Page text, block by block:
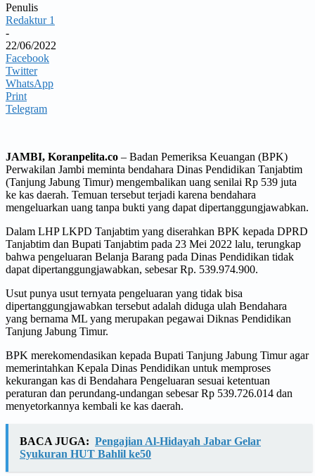
Penulis
Redaktur 1
-
22/06/2022
Facebook
Twitter
WhatsApp
Print
Telegram
JAMBI, Koranpelita.co – Badan Pemeriksa Keuangan (BPK)
Perwakilan Jambi meminta bendahara Dinas Pendidikan Tanjabtim
(Tanjung Jabung Timur) mengembalikan uang senilai Rp 539 juta
ke kas daerah. Temuan tersebut terjadi karena bendahara
mengeluarkan uang tanpa bukti yang dapat dipertanggungjawabkan.
Dalam LHP LKPD Tanjabtim yang diserahkan BPK kepada DPRD
Tanjabtim dan Bupati Tanjabtim pada 23 Mei 2022 lalu, terungkap
bahwa pengeluaran Belanja Barang pada Dinas Pendidikan tidak
dapat dipertanggungjawabkan, sebesar Rp. 539.974.900.
Usut punya usut ternyata pengeluaran yang tidak bisa
dipertanggungjawabkan tersebut adalah diduga ulah Bendahara
yang bernama ML yang merupakan pegawai Diknas Pendidikan
Tanjung Jabung Timur.
BPK merekomendasikan kepada Bupati Tanjung Jabung Timur agar
memerintahkan Kepala Dinas Pendidikan untuk memproses
kekurangan kas di Bendahara Pengeluaran sesuai ketentuan
peraturan dan perundang-undangan sebesar Rp 539.726.014 dan
menyetorkannya kembali ke kas daerah.
BACA JUGA: Pengajian Al-Hidayah Jabar Gelar
Syukuran HUT Bahlil ke50